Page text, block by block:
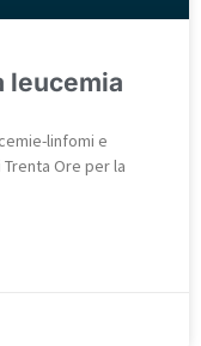
leucemia
linfomi e
Ore per la